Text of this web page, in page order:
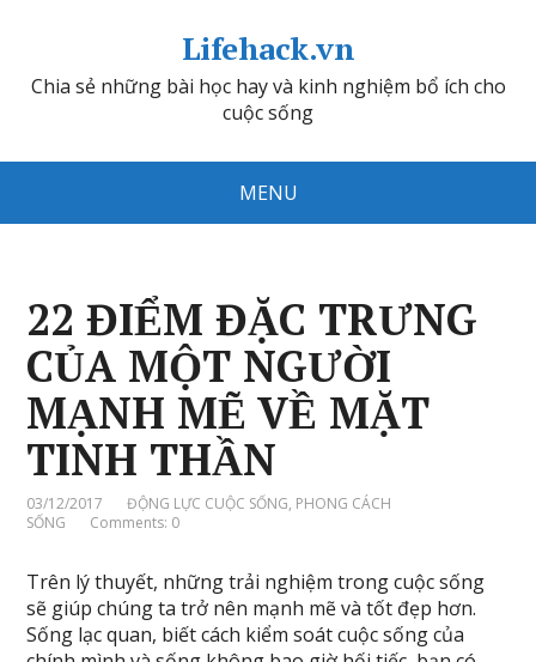
Lifehack.vn
Chia sẻ những bài học hay và kinh nghiệm bổ ích cho
cuộc sống
MENU
22 ĐIỂM ĐẶC TRƯNG
CỦA MỘT NGƯỜI
MẠNH MẼ VỀ MẶT
TINH THẦN
03/12/2017 ĐỘNG LỰC CUỘC SỐNG, PHONG CÁCH
SỐNG
Comments: 0
Trên lý thuyết, những trải nghiệm trong cuộc sống
sẽ giúp chúng ta trở nên mạnh mẽ và tốt đẹp hơn.
Sống lạc quan, biết cách kiểm soát cuộc sống của